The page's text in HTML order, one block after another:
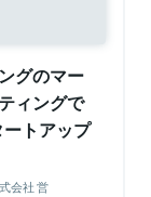
グのマー
ィングで
トアップ
会社 営